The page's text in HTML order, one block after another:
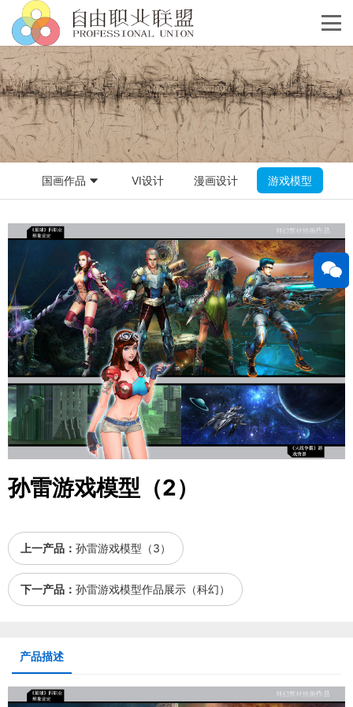
国画作品 VI设计 漫画设计 游戏模型
孙雷游戏模型（2）
上一产品： 孙雷游戏模型（3）
下一产品： 孙雷游戏模型作品展示（科幻）
产品描述